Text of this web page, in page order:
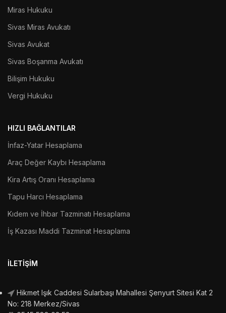
Miras Hukuku
Sivas Miras Avukatı
Sivas Avukat
Sivas Boşanma Avukatı
Bilişim Hukuku
Vergi Hukuku
HIZLI BAĞLANTILAR
İnfaz-Yatar Hesaplama
Araç Değer Kaybı Hesaplama
Kira Artış Oranı Hesaplama
Tapu Harcı Hesaplama
Kıdem ve İhbar Tazminatı Hesaplama
İş Kazası Maddi Tazminat Hesaplama
İLETIŞIM
Hikmet Işık Caddesi Sularbaşı Mahallesi Şenyurt Sitesi Kat 2
No: 218 Merkez/Sivas